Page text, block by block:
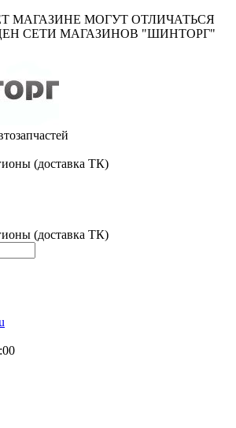
МАГАЗИНЕ МОГУТ ОТЛИЧАТЬСЯ
СЕТИ МАГАЗИНОВ "ШИНТОРГ"
(доставка ТК)
(доставка ТК)